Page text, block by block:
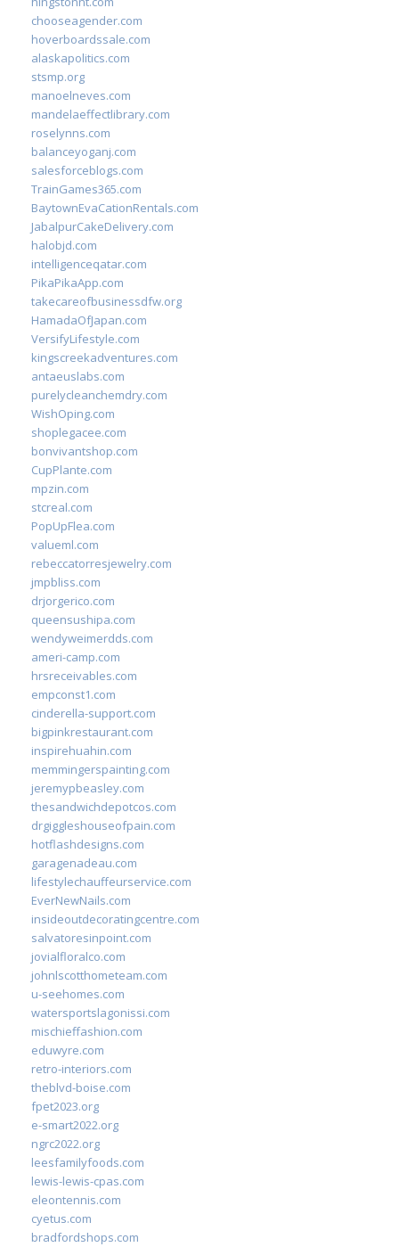
chooseagender.com
hoverboardssale.com
alaskapolitics.com
stsmp.org
manoelneves.com
mandelaeffectlibrary.com
roselynns.com
balanceyoganj.com
salesforceblogs.com
TrainGames365.com
BaytownEvaCationRentals.com
JabalpurCakeDelivery.com
halobjd.com
intelligenceqatar.com
PikaPikaApp.com
takecareofbusinessdfw.org
HamadaOfJapan.com
VersifyLifestyle.com
kingscreekadventures.com
antaeuslabs.com
purelycleanchemdry.com
WishOping.com
shoplegacee.com
bonvivantshop.com
CupPlante.com
mpzin.com
stcreal.com
PopUpFlea.com
valueml.com
rebeccatorresjewelry.com
jmpbliss.com
drjorgerico.com
queensushipa.com
wendyweimerdds.com
ameri-camp.com
hrsreceivables.com
empconst1.com
cinderella-support.com
bigpinkrestaurant.com
inspirehuahin.com
memmingerspainting.com
jeremypbeasley.com
thesandwichdepotcos.com
drgiggleshouseofpain.com
hotflashdesigns.com
garagenadeau.com
lifestylechauffeurservice.com
EverNewNails.com
insideoutdecoratingcentre.com
salvatoresinpoint.com
jovialfloralco.com
johnlscotthometeam.com
u-seehomes.com
watersportslagonissi.com
mischieffashion.com
eduwyre.com
retro-interiors.com
theblvd-boise.com
fpet2023.org
e-smart2022.org
ngrc2022.org
leesfamilyfoods.com
lewis-lewis-cpas.com
eleontennis.com
cyetus.com
bradfordshops.com